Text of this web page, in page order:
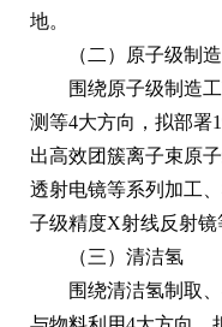
地。
（二）原子级制造
围绕原子级制造
测等4大方向，拟部署
出高效团簇离子束原
透射电镜等系列加工
子级精度X射线反射镜
（三）清洁氢
围绕清洁氢制取